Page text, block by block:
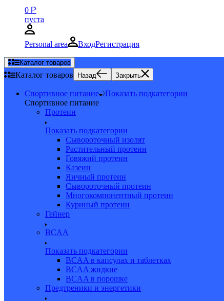
0 Р
пуста
Personal area ВходРегистрация
Каталог товаров
Каталог товаров Назад Закрыть
Спортивное питание
Показать подкатегории
Спортивное питание
Протеин
Показать подкатегории
Сывороточный изолят
Растительный протеин
Говяжий протеин
Казеин
Яичный протеин
Сывороточный протеин
Многокомпонентный протеин
Куриный протеин
Гейнер
BCAA
Показать подкатегории
BCAA в капсулах и таблетках
BCAA жидкие
BCAA в порошке
Предтреники и энергетики